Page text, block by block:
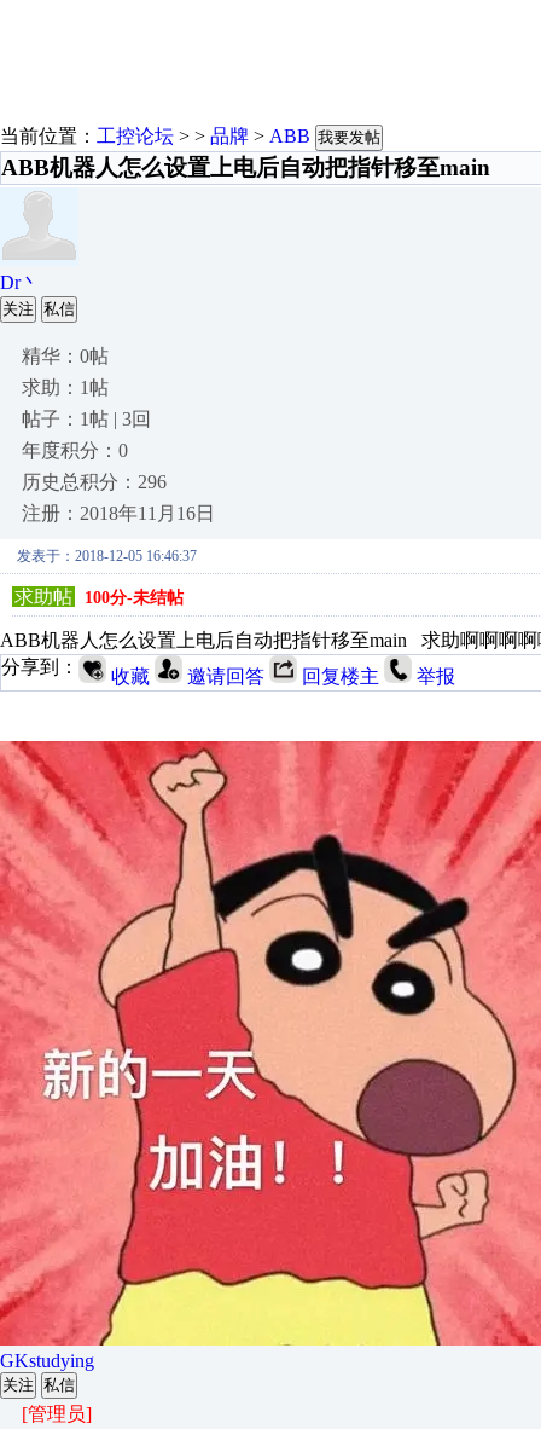
当前位置： 工控论坛 > > 品牌 > ABB 我要发帖
ABB机器人怎么设置上电后自动把指针移至main
Dr丶
关注 私信
精华：0帖
求助：1帖
帖子：1帖 | 3回
年度积分：0
历史总积分：296
注册：2018年11月16日
发表于：2018-12-05 16:46:37
求助帖 100分-未结帖
ABB机器人怎么设置上电后自动把指针移至main 求助啊啊啊啊
分享到：
收藏 邀请回答 回复楼主 举报
GKstudying
关注 私信
[管理员]